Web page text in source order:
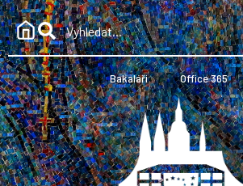
Bakaláři Office 365